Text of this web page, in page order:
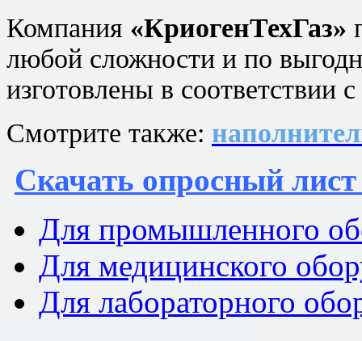
Компания «КриогенТехГаз»
любой сложности и по
изготовлены в соответствии с
Смотрите также:
Скачать опросный
Для промышленного
Для медицинского
Для лабораторного